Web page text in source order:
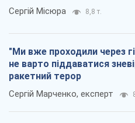
Сергій Місюра 8,8 т.
"Ми вже проходили через
не варто піддаватися
ракетний терор
Сергій Марченко, експерт